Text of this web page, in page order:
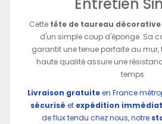
Cette tête de taureau décorative
d'un simple coup d'éponge. Sa
garantit une tenue parfaite au
haute qualité assure une
temps.
Livraison gratuiteen France
sécurisé et expédition
de flux tendu chez nous, notre